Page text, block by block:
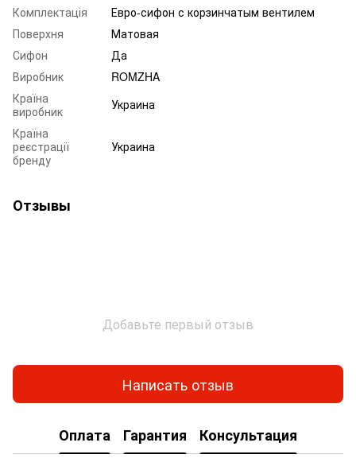
Комплектація
Евро-сифон с корзинчатым вентилем
Поверхня
Матовая
Сифон
Да
Виробник
ROMZHA
Країна
виробник
Украина
Країна
реєстрації
бренду
Украина
Отзывы
Добавьте первый отзыв
Написать отзыв
Оплата Гарантия Консультация